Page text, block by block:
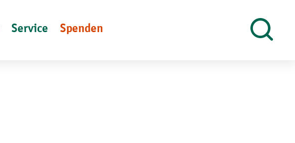
Service Spenden